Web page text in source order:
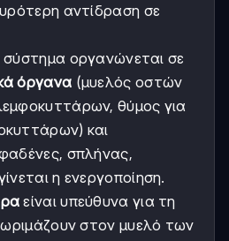
αντίδραση σε
σύστημα οργανώνεται σε
όργανα (μυελός οστών
θύμος για
και
σπλήνας,
η ενεργοποίηση.
είναι υπεύθυνα για τη
στον μυελό των